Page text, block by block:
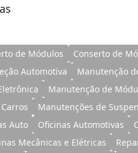
de Módulos
Conserto de
Automotiva
Manutenção
Manutenção de
Manutenções de
Auto Oficinas Automotivas
Mecânicas e Elétricas